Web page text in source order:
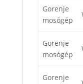
Gorenje
mosógép
Gorenje
mosógép
Gorenje